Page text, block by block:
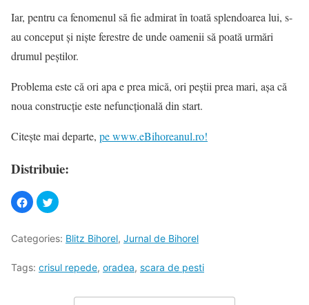
Iar, pentru ca fenomenul să fie admirat în toată splendoarea lui, s-
au conceput și niște ferestre de unde oamenii să poată urmări
drumul peștilor.
Problema este că ori apa e prea mică, ori peștii prea mari, așa că
noua construcție este nefuncțională din start.
Citește mai departe, pe www.eBihoreanul.ro!
Distribuie:
Categories: Blitz Bihorel, Jurnal de Bihorel
Tags: crisul repede, oradea, scara de pesti